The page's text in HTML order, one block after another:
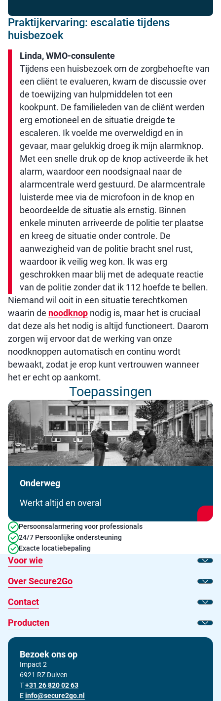
Praktijkervaring: escalatie tijdens
huisbezoek
Linda, WMO-consulente
Tijdens een huisbezoek om de zorgbehoefte van
een cliënt te evalueren, kwam de discussie over
de toewijzing van hulpmiddelen tot een
kookpunt. De familieleden van de cliënt werden
erg emotioneel en de situatie dreigde te
escaleren. Ik voelde me overweldigd en in
gevaar, maar gelukkig droeg ik mijn alarmknop.
Met een snelle druk op de knop activeerde ik het
alarm, waardoor een noodsignaal naar de
alarmcentrale werd gestuurd. De alarmcentrale
luisterde mee via de microfoon in de knop en
beoordeelde de situatie als ernstig. Binnen
enkele minuten arriveerde de politie ter plaatse
en kreeg de situatie onder controle. De
aanwezigheid van de politie bracht snel rust,
waardoor ik veilig weg kon. Ik was erg
geschrokken maar blij met de adequate reactie
van de politie zonder dat ik 112 hoefde te bellen.
Niemand wil ooit in een situatie terechtkomen
waarin de noodknop nodig is, maar het is cruciaal
dat deze als het nodig is altijd functioneert. Daarom
zorgen wij ervoor dat de werking van onze
noodknoppen automatisch en continu wordt
bewaakt, zodat je erop kunt vertrouwen wanneer
het er echt op aankomt.
Toepassingen
Onderweg
Werkt altijd en overal
Persoonsalarmering voor professionals
24/7 Persoonlijke ondersteuning
Exacte locatiebepaling
Voor wie
Toon
Over Secure2Go
Toon
Contact
Toon
Producten
Toon
Bezoek ons op
Impact 2
6921 RZ Duiven
TBel ons op
+31 26 820 02 63
EStuur ons een e-mail op
info@secure2go.nl